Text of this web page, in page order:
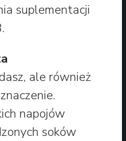
suplementacji
ale również
napojów
soków